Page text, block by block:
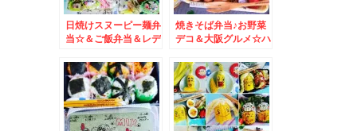
日焼けスヌーピー麺弁
当☆＆ご飯弁当＆レデ
ーヒーさんで♪
焼きそば弁当♪お野菜
デコ＆大阪グルメ☆ハ